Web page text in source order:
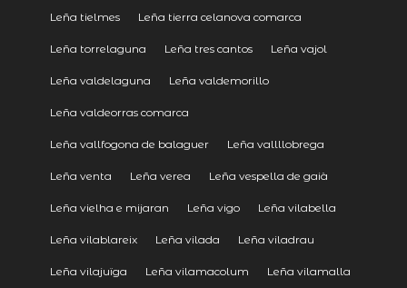
Leña tielmes Leña tierra celanova comarca
Leña torrelaguna Leña tres cantos Leña vajol
Leña valdelaguna Leña valdemorillo
Leña valdeorras comarca
Leña vallfogona de balaguer Leña vallllobrega
Leña venta Leña verea Leña vespella de gaià
Leña vielha e mijaran Leña vigo Leña vilabella
Leña vilablareix Leña vilada Leña viladrau
Leña vilajuïga Leña vilamacolum Leña vilamalla